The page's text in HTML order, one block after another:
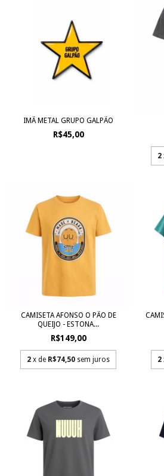
IMÃ METAL GRUPO GALPÃO
R$45,00
2
CAMISETA AFONSO O PÃO DE
QUEIJO - ESTONA...
R$149,00
2 x de R$74,50 sem juros 2